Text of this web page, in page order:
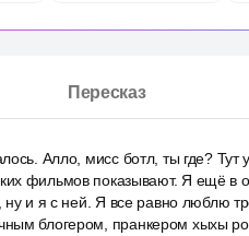
Пересказ
Алло, мисс ботл, ты где?
фильмов показывают. Я ещё в
ну и я с ней. Я все равно люблю
блогером, пранкером хыхы